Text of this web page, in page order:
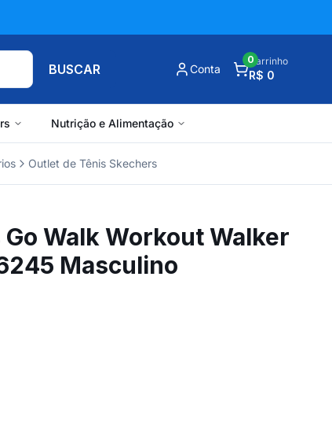
BUSCAR Conta
Carrinho
R$ 0
0
Nutrição e Alimentação
Outlet de Tênis Skechers
Walk Workout Walker
Masculino